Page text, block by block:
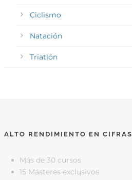
Ciclismo
Natación
Triatlón
ALTO RENDIMIENTO EN CIFRAS
Más de 30 cursos
15 Másteres exclusivos